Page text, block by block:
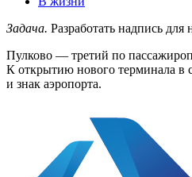
Задача. Разработать надпись для
Пулково — третий по
К открытию нового терминала в
и знак аэропорта.